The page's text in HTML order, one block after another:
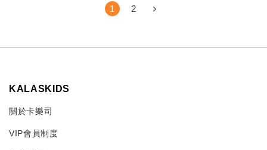
1 2
KALASKIDS
關於卡樂司
VIP會員制度